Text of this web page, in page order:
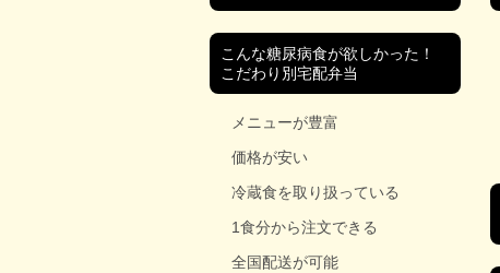
こんな糖尿病食が欲しかった！
こだわり別宅配弁当
メニューが豊富
価格が安い
冷蔵食を取り扱っている
1食分から注文できる
全国配送が可能